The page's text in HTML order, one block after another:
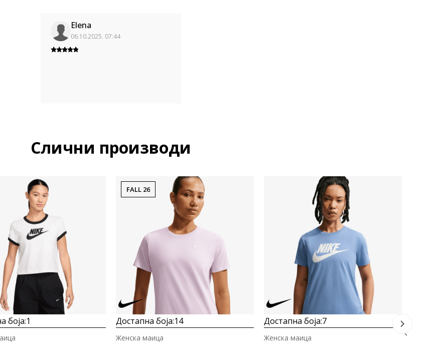
Elena
06.10.2025. 07:44
Слични производи
боја:1
FALL 26
Достапна боја:14
Женска маица
Достапна боја:7
Женска маица